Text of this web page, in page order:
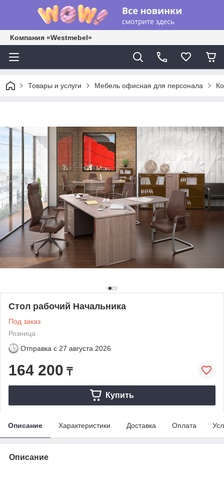
Компания «Westmebel»
Товары и услуги Мебель офисная для персонала
Стол рабочий Начальника
Под заказ
Розница
Отправка с 27 августа 2026
164 200 ₸
Купить
Описание Характеристики Доставка Оплата
Описание